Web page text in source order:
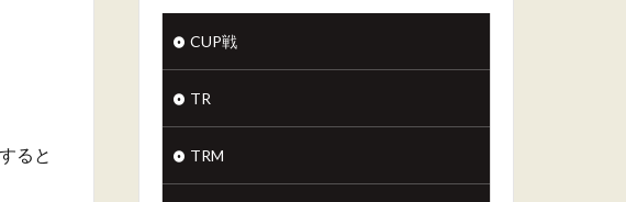
ると
CUP戦
TR
TRM